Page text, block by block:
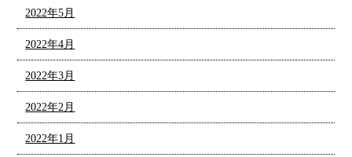
2022年5月
2022年4月
2022年3月
2022年2月
2022年1月